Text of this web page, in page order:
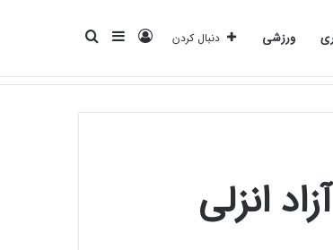
ورزشی
برای
سایدبار ورود
دنبال کردن
انزلی